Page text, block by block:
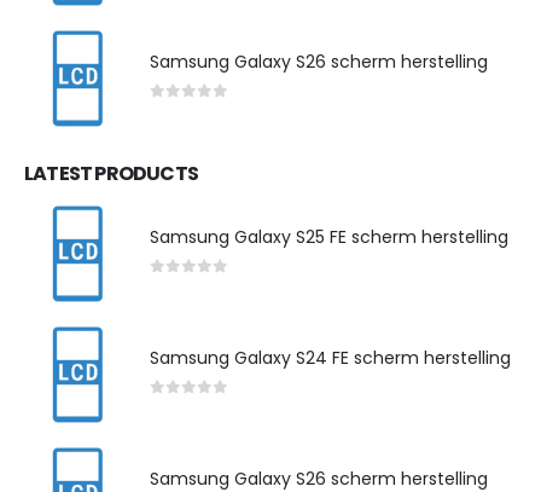
Samsung Galaxy S26 scherm herstelling
LATEST PRODUCTS
Samsung Galaxy S25 FE scherm herstelling
Samsung Galaxy S24 FE scherm herstelling
Samsung Galaxy S26 scherm herstelling